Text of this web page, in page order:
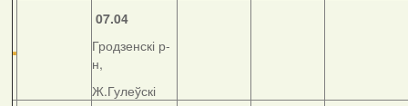
07.04
Гродзенскі р-
н,
Ж.Гулеўскі